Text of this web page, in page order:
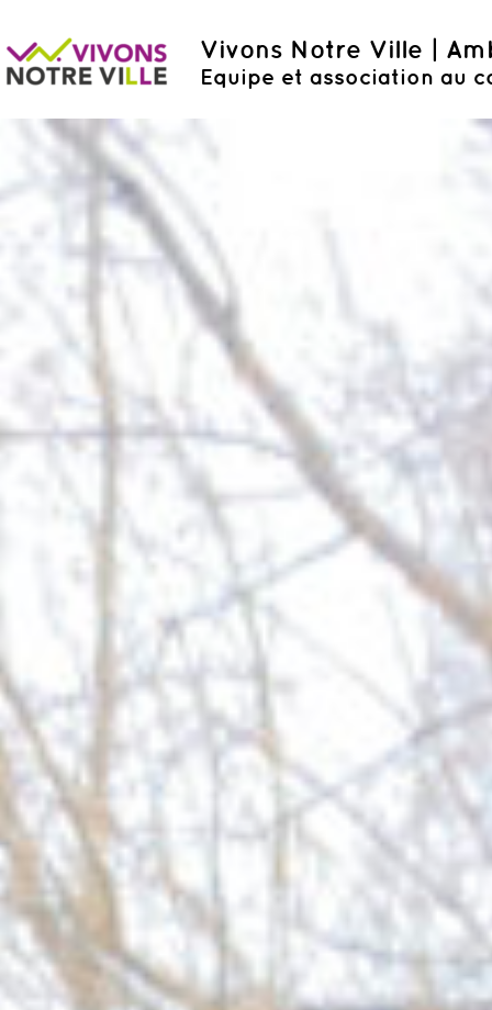
Vivons Notre Ville |
Equipe et association au